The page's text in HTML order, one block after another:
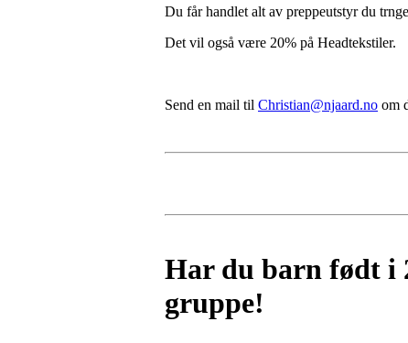
Du får handlet alt av preppeutstyr du
Det vil også være 20% på Headtekstiler.
Send en mail til Christian@njaard.no om
Har du barn født i
gruppe!